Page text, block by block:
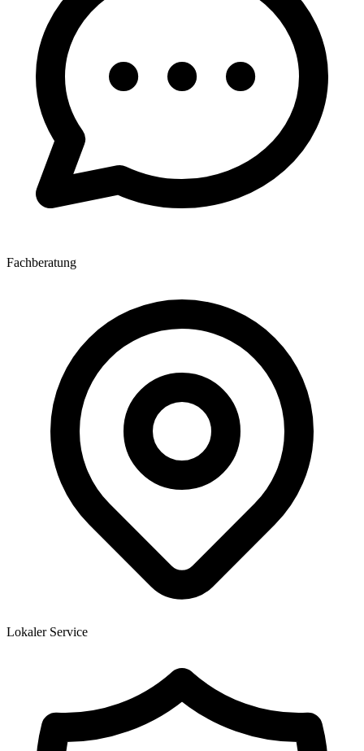
Fachberatung
Lokaler Service